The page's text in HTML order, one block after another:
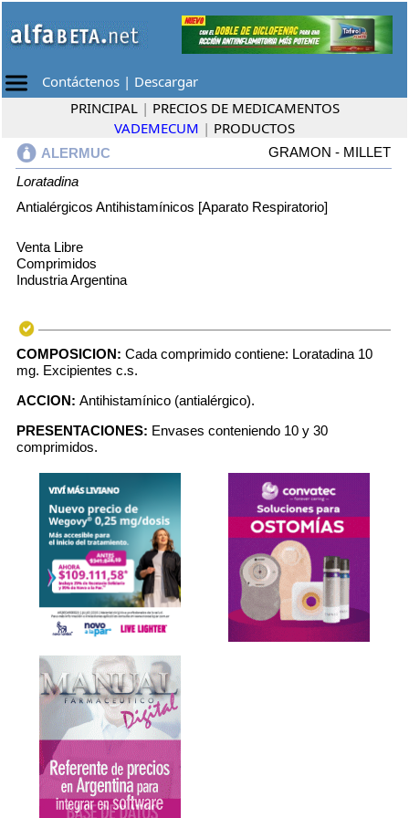
Contáctenos | Descargar
PRINCIPAL | PRECIOS DE MEDICAMENTOS
VADEMECUM | PRODUCTOS
ALERMUC
GRAMON - MILLET
Loratadina
Antialérgicos Antihistamínicos [Aparato Respiratorio]
Venta Libre
Comprimidos
Industria Argentina
COMPOSICION: Cada comprimido contiene: Loratadina 10
mg. Excipientes c.s.
ACCION: Antihistamínico (antialérgico).
PRESENTACIONES: Envases conteniendo 10 y 30
comprimidos.